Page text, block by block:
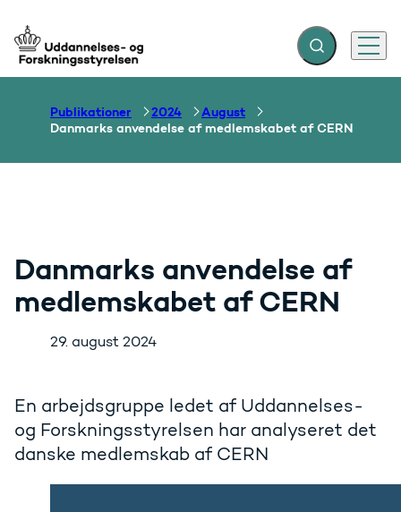
Gå til forsiden Fold søgefelt ud
Menu
Publikationer 2024
August
Danmarks anvendelse af medlemskabet af CERN
Danmarks anvendelse af
medlemskabet af CERN
29. august 2024
En arbejdsgruppe ledet af Uddannelses-
og Forskningsstyrelsen har analyseret det
danske medlemskab af CERN